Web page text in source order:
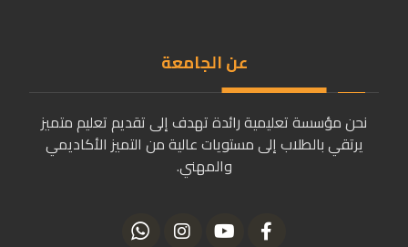
عن الجامعة
نحن مؤسسة تعليمية رائدة تهدف إلى تقديم تعليم متميز
يرتقي بالطلاب إلى مستويات عالية من التميز الأكاديمي
والمهني.